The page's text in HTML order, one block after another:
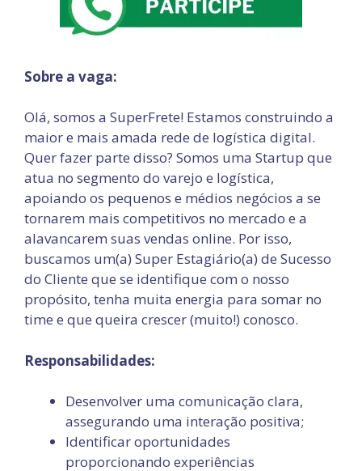
Sobre a vaga:
Olá, somos a SuperFrete! Estamos construindo a
maior e mais amada rede de logística digital.
Quer fazer parte disso? Somos uma Startup que
atua no segmento do varejo e logística,
apoiando os pequenos e médios negócios a se
tornarem mais competitivos no mercado e a
alavancarem suas vendas online. Por isso,
buscamos um(a) Super Estagiário(a) de Sucesso
do Cliente que se identifique com o nosso
propósito, tenha muita energia para somar no
time e que queira crescer (muito!) conosco.
Responsabilidades:
Desenvolver uma comunicação clara,
assegurando uma interação positiva;
Identificar oportunidades
proporcionando experiências